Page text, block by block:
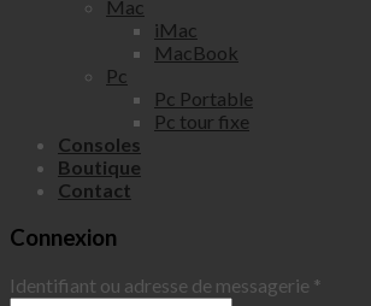
Mac
iMac
MacBook
Pc
Pc Portable
Pc tour fixe
Consoles
Boutique
Contact
Connexion
Identifiant ou adresse de messagerie *